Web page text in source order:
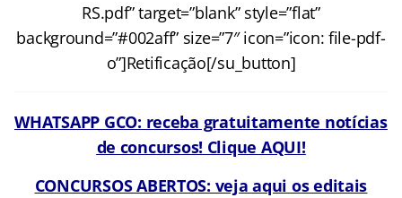
RS.pdf” target=”blank” style=”flat”
background=”#002aff” size=”7″ icon=”icon: file-pdf-
o”]Retificação[/su_button]
WHATSAPP GCO: receba gratuitamente notícias
de concursos! Clique AQUI!
CONCURSOS ABERTOS: veja aqui os editais